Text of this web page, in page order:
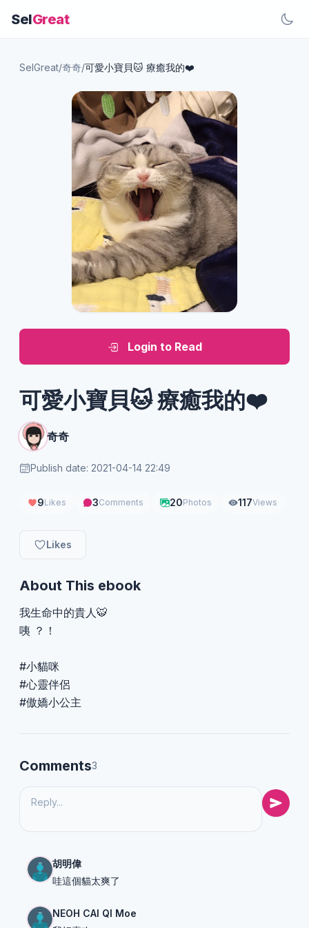
SelGreat
SelGreat/奇奇/可愛小寶貝🐱 療癒我的❤️
Login to Read
可愛小寶貝🐱 療癒我的❤️
奇奇
Publish date: 2021-04-14 22:49
9Likes 3Comments 20Photos 117Views
Likes
About This ebook
我生命中的貴人🐯
咦 ？！
#小貓咪
#心靈伴侶
#傲嬌小公主
Comments3
胡明偉
哇這個貓太爽了
NEOH CAI QI Moe